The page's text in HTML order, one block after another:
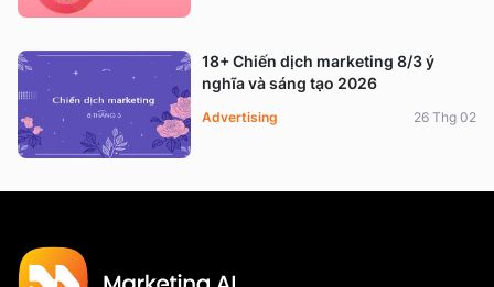
18+ Chiến dịch marketing 8/3 ý
nghĩa và sáng tạo 2026
Advertising 26 Thg 02